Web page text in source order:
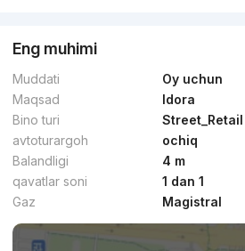
Eng muhimi
Muddati
Oy uchun
Maqsad
Idora
Bino turi
Street_Retail
avtoturargoh
ochiq
Balandligi
4 m
qavatlar soni
1 dan 1
Gaz
Magistral